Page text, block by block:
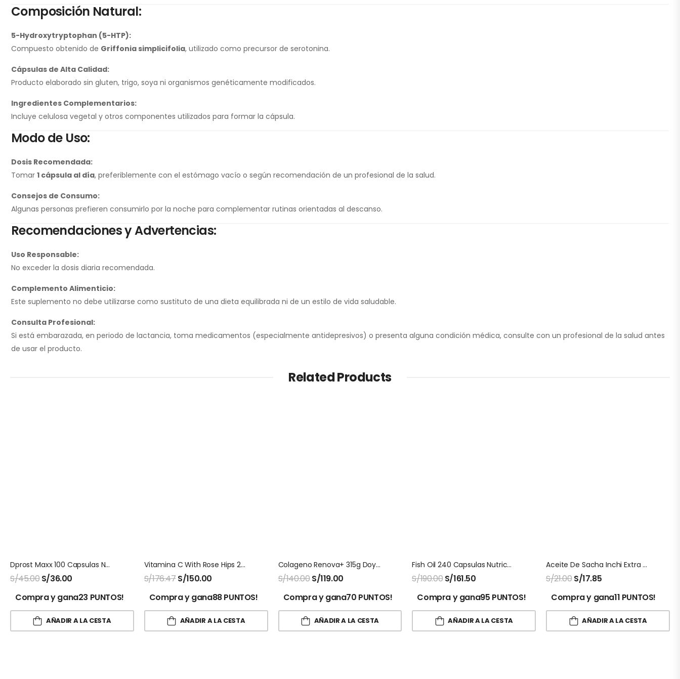
Composición Natural:
5-Hydroxytryptophan (5-HTP):
Compuesto obtenido de Griffonia simplicifolia, utilizado como precursor de serotonina.
Cápsulas de Alta Calidad:
Producto elaborado sin gluten, trigo, soya ni organismos genéticamente modificados.
Ingredientes Complementarios:
Incluye celulosa vegetal y otros componentes utilizados para formar la cápsula.
Modo de Uso:
Dosis Recomendada:
Tomar 1 cápsula al día, preferiblemente con el estómago vacío o según recomendación de un profesional de la salud.
Consejos de Consumo:
Algunas personas prefieren consumirlo por la noche para complementar rutinas orientadas al descanso.
Recomendaciones y Advertencias:
Uso Responsable:
No exceder la dosis diaria recomendada.
Complemento Alimenticio:
Este suplemento no debe utilizarse como sustituto de una dieta equilibrada ni de un estilo de vida saludable.
Consulta Profesional:
Si está embarazada, en periodo de lactancia, toma medicamentos (especialmente antidepresivos) o presenta alguna condición médica, consulte con un profesional de la salud antes
de usar el producto.
Related Products
Dprost Maxx 100 Capsulas Naturalmaxx
S/45.00 S/36.00
Compra y gana23 PUNTOS!
AÑADIR A LA CESTA
Vitamina C With Rose Hips 240 Capsulas Nutricost
S/176.47S/150.00
Compra y gana88 PUNTOS!
AÑADIR A LA CESTA
Colageno Renova+ 315g Doypack
S/140.00S/119.00
Compra y gana70 PUNTOS!
AÑADIR A LA CESTA
Fish Oil 240 Capsulas Nutricost
S/190.00 S/161.50
Compra y gana95 PUNTOS!
AÑADIR A LA CESTA
Aceite De Sacha Inchi Extra Virgen 250 Ml
S/21.00 S/17.85
Compra y gana11 PUNTOS!
AÑADIR A LA CESTA